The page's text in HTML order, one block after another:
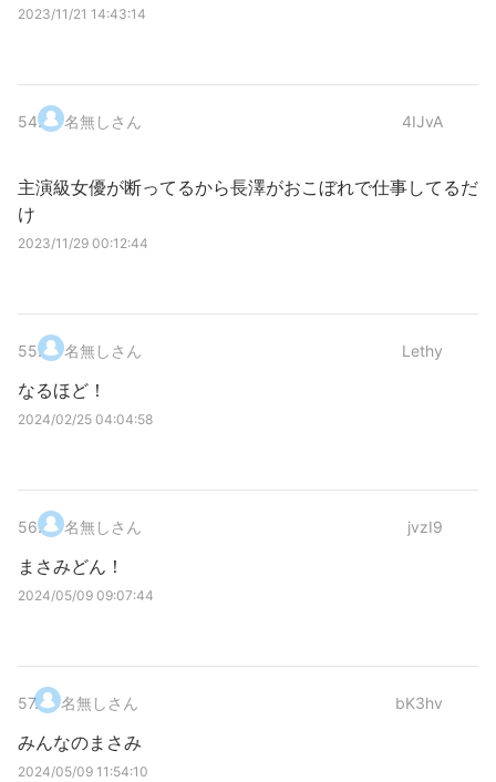
2023/11/21 14:43:14
54. 名無しさん 4IJvA
主演級女優が断ってるから長澤がおこぼれで仕事してるだ
け
2023/11/29 00:12:44
55. 名無しさん Lethy
なるほど！
2024/02/25 04:04:58
56. 名無しさん jvzI9
まさみどん！
2024/05/09 09:07:44
57. 名無しさん bK3hv
みんなのまさみ
2024/05/09 11:54:10